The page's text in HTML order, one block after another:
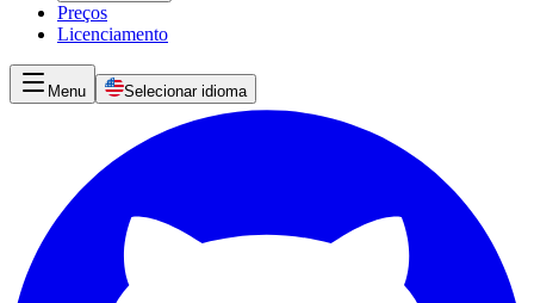
Preços
Licenciamento
Menu Selecionar idioma